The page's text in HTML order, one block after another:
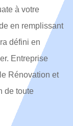
à votre
en remplissant
défini en
Entreprise
Rénovation et
de toute